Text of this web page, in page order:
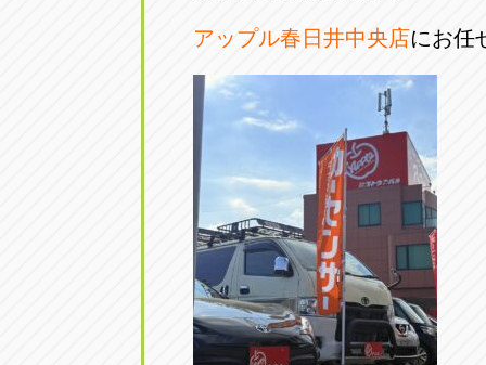
アップル春日井中央店にお任